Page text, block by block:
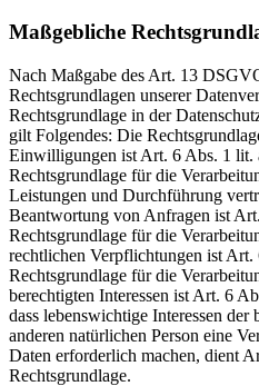
Maßgebliche
Nach Maßgabe des Art. 13
Rechtsgrundlagen unserer
Rechtsgrundlage in der
gilt Folgendes: Die
Einwilligungen ist Art. 6 Abs. 1
Rechtsgrundlage für die
Leistungen und Durchführung
Beantwortung von Anfragen ist
Rechtsgrundlage für die
rechtlichen Verpflichtungen ist
Rechtsgrundlage für die
berechtigten Interessen ist Art. 6
dass lebenswichtige Interessen der
anderen natürlichen Person eine
Daten erforderlich machen, dient
Rechtsgrundlage.